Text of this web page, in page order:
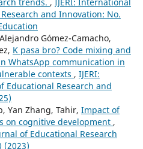
and Innovation: No.
Gómez-Camacho,
K pasa bro? Code mixing and
WhatsApp communication in
contexts , IJERI:
Educational Research and
Yan Zhang, Tahir, Impact of
on cognitive development ,
of Educational Research
(2023)